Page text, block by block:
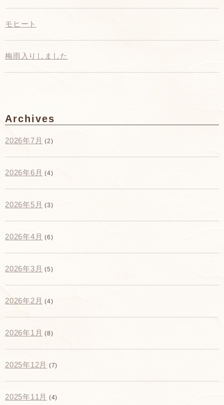
モヒート
梅雨入りしました
Archives
2026年7月 (2)
2026年6月 (4)
2026年5月 (3)
2026年4月 (6)
2026年3月 (5)
2026年2月 (4)
2026年1月 (8)
2025年12月 (7)
2025年11月 (4)